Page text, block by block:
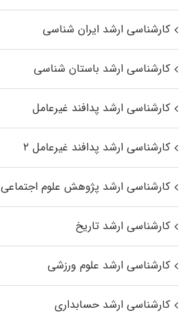
کارشناسی ارشد ایران شناسی
کارشناسی ارشد باستان شناسی
کارشناسی ارشد پدافند غیرعامل
کارشناسی ارشد پدافند غیرعامل ۲
کارشناسی ارشد پژوهش علوم اجتماعی
کارشناسی ارشد تاریخ
کارشناسی ارشد علوم ورزشی
کارشناسی ارشد حسابداری